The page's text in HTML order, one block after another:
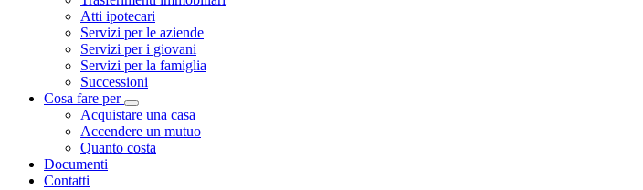
Atti ipotecari
Servizi per le aziende
Servizi per i giovani
Servizi per la famiglia
Successioni
Cosa fare per
Visualizza menù di secondo livello
Acquistare una casa
Accendere un mutuo
Quanto costa
Documenti
Contatti